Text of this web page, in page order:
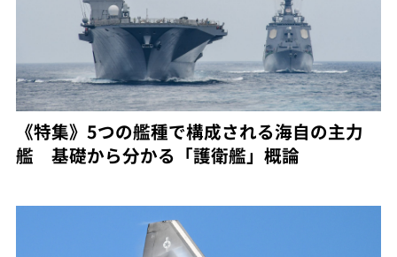
《特集》5つの艦種で構成される海自の主力
艦 基礎から分かる「護衛艦」概論